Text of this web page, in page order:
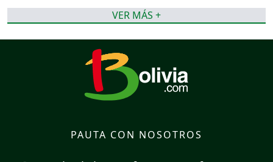
VER MÁS +
PAUTA CON NOSOTROS